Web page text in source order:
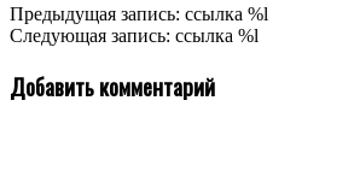
2020-
12-
Предыдущая запись: ссылка %l
Следующая запись: ссылка %l
Добавить комментарий